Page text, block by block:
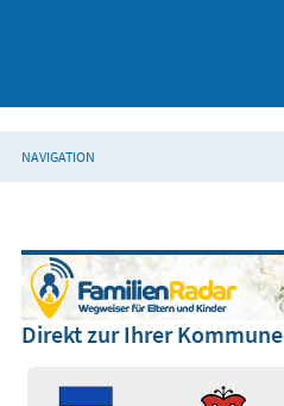
NAVIGATION
Direkt zur Ihrer Kommune